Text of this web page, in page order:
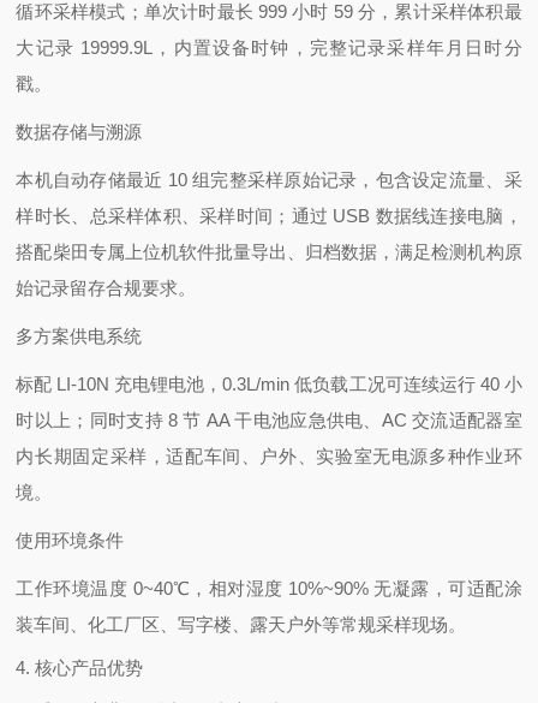
循环采样模式；单次计时最长 999 小时 59 分，累计采样体积最
大记录 19999.9L，内置设备时钟，完整记录采样年月日时分
戳。
数据存储与溯源
本机自动存储最近 10 组完整采样原始记录，包含设定流量、采
样时长、总采样体积、采样时间；通过 USB 数据线连接电脑，
搭配柴田专属上位机软件批量导出、归档数据，满足检测机构原
始记录留存合规要求。
多方案供电系统
标配 LI-10N 充电锂电池，0.3L/min 低负载工况可连续运行 40 小
时以上；同时支持 8 节 AA 干电池应急供电、AC 交流适配器室
内长期固定采样，适配车间、户外、实验室无电源多种作业环
境。
使用环境条件
工作环境温度 0~40℃，相对湿度 10%~90% 无凝露，可适配涂
装车间、化工厂区、写字楼、露天户外等常规采样现场。
4. 核心产品优势